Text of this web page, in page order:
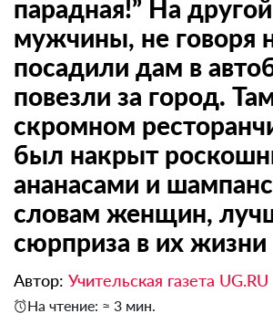
парадная!” На
мужчины, не говоря
посадили дам в
повезли за город.
скромном
был накрыт
ананасами и
словам женщин,
сюрприза в их
Автор: Учительская газета UG.RU
На чтение: ≈ 3 мин.